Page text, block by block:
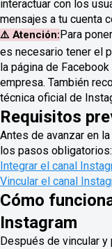
interactuar con los
mensajes a tu cuenta
⚠️ Atención:Para
es necesario tener el
la página de
empresa. También
técnica oficial de
Requisitos
Antes de avanzar en
los pasos obligatorios:
Integrar el canal
Vincular el canal
Cómo
Instagram
Después de vincular